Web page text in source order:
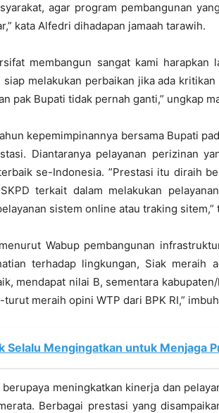
agar program pembangunan
kata Alfedri dihadapan jamaah tarawih.
membangun sangat kami harapkan
melakukan perbaikan jika ada
pak Bupati tidak pernah ganti,” ungkap
kepemimpinannya bersama Bupati
Diantaranya pelayanan perizinan
se-Indonesia. ”Prestasi itu diraih
terkait dalam melakukan
sistem online atau traking sitem,”
Wabup pembangunan
terhadap lingkungan, Siak meraih
mendapat nilai B, sementara
meraih opini WTP dari BPK RI,”
Selalu Mengingatkan untuk Menjaga
meningkatkan kinerja dan
Berbagai prestasi yang